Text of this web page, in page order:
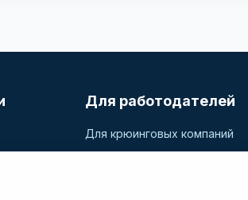
Для работодателей
Для крюинговых компаний